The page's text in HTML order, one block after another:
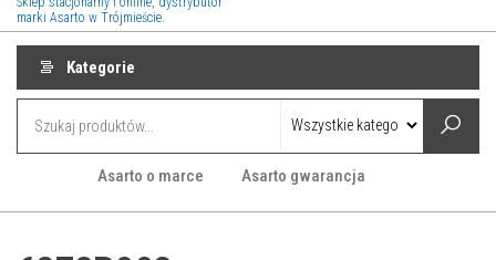
marki Asarto w Trójmieście.
Kategorie
Asarto o marce Asarto gwarancja